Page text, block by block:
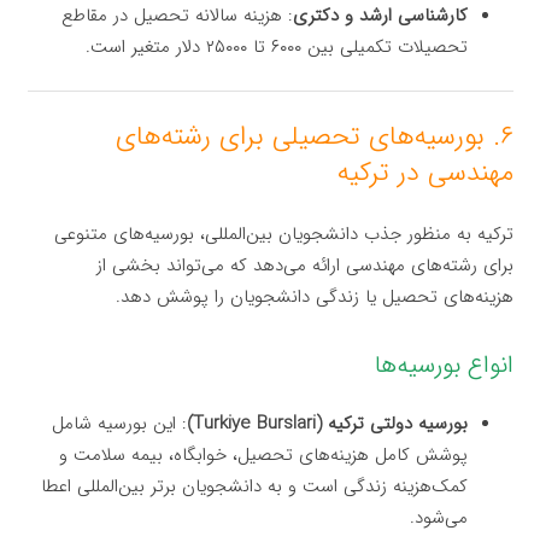
کارشناسی ارشد و دکتری: هزینه سالانه تحصیل در مقاطع
تحصیلات تکمیلی بین ۶۰۰۰ تا ۲۵۰۰۰ دلار متغیر است.
۶. بورسیه‌های تحصیلی برای رشته‌های
مهندسی در ترکیه
ترکیه به منظور جذب دانشجویان بین‌المللی، بورسیه‌های متنوعی
برای رشته‌های مهندسی ارائه می‌دهد که می‌تواند بخشی از
هزینه‌های تحصیل یا زندگی دانشجویان را پوشش دهد.
انواع بورسیه‌ها
بورسیه دولتی ترکیه (Turkiye Burslari)
: این بورسیه شامل
پوشش کامل هزینه‌های تحصیل، خوابگاه، بیمه سلامت و
کمک‌هزینه زندگی است و به دانشجویان برتر بین‌المللی اعطا
می‌شود.